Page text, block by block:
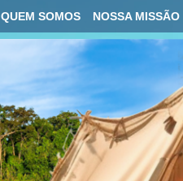
QUEM SOMOS NOSSA MISSÃO